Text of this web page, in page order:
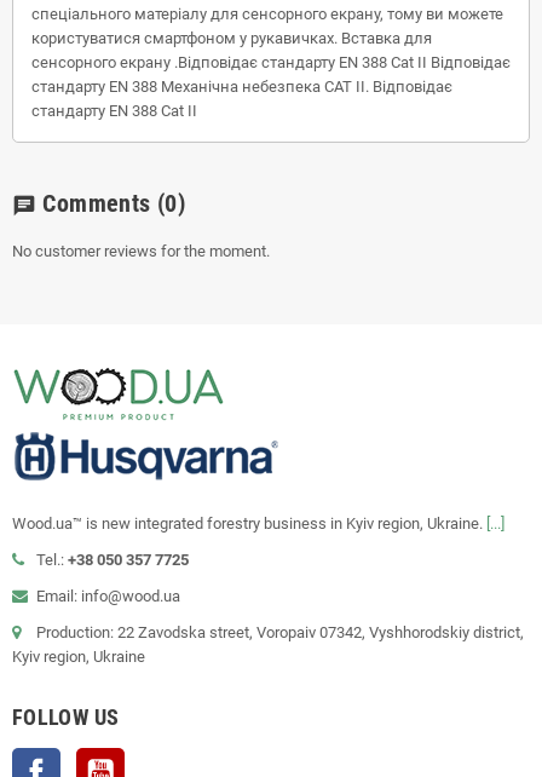
спеціального матеріалу для сенсорного екрану, тому ви можете
користуватися смартфоном у рукавичках. Вставка для
сенсорного екрану .Відповідає стандарту EN 388 Cat II Відповідає
стандарту EN 388 Механічна небезпека CAT II. Відповідає
стандарту EN 388 Cat II
chat Comments (0)
No customer reviews for the moment.
Wood.ua™ is new integrated forestry business in Kyiv region, Ukraine. [...]
Tel.: +38 050 357 7725
Email: info@wood.ua
Production: 22 Zavodska street, Voropaiv 07342, Vyshhorodskiy district,
Kyiv region, Ukraine
FOLLOW US
Facebook